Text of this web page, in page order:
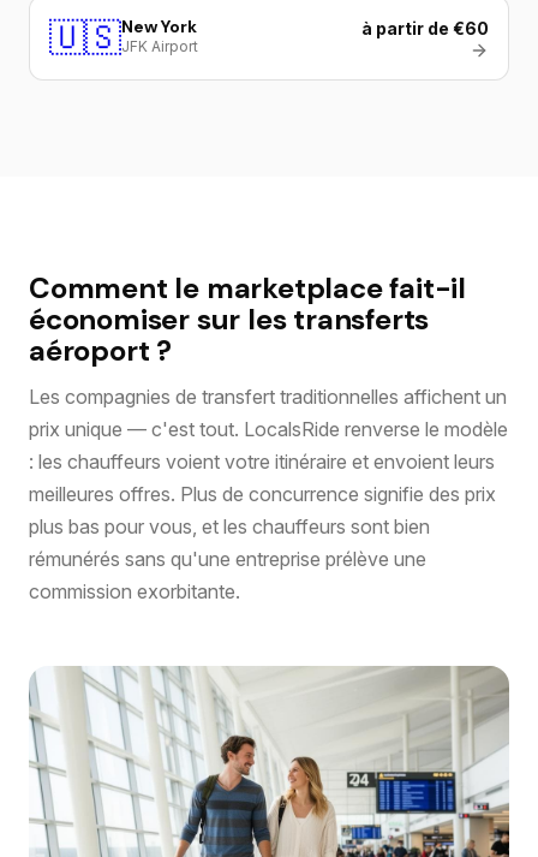
🇺🇸New York
JFK Airport
à partir de €60
Comment le marketplace fait-il
économiser sur les transferts
aéroport ?
Les compagnies de transfert traditionnelles affichent un
prix unique — c'est tout. LocalsRide renverse le modèle
: les chauffeurs voient votre itinéraire et envoient leurs
meilleures offres. Plus de concurrence signifie des prix
plus bas pour vous, et les chauffeurs sont bien
rémunérés sans qu'une entreprise prélève une
commission exorbitante.